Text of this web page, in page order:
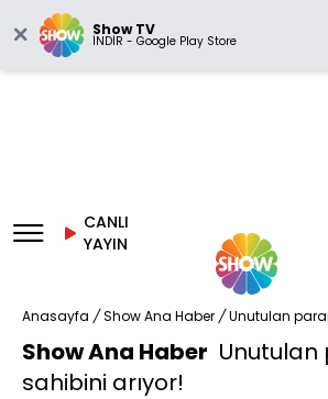
Show TV
İNDİR - Google Play Store
CANLI
YAYIN
Anasayfa / Show Ana Haber / Unutulan
Show Ana Haber Unutulan
sahibini arıyor!